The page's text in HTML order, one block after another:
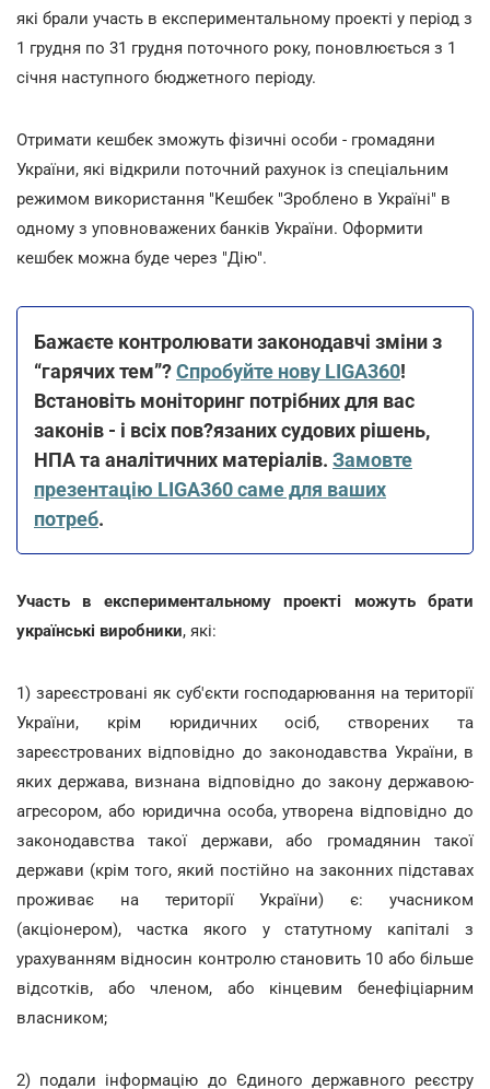
які брали участь в експериментальному проекті у період з
1 грудня по 31 грудня поточного року, поновлюється з 1
січня наступного бюджетного періоду.
Отримати кешбек зможуть фізичні особи - громадяни
України, які відкрили поточний рахунок із спеціальним
режимом використання "Кешбек "Зроблено в Україні" в
одному з уповноважених банків України. Оформити
кешбек можна буде через "Дію".
Бажаєте контролювати законодавчі зміни з
“гарячих тем”?Спробуйте нову LIGA360!
Встановіть моніторинг потрібних для вас
законів - і всіх пов?язаних судових рішень,
НПА та аналітичних матеріалів. Замовте
презентацію LIGA360 саме для ваших
потреб.
Участь в експериментальному проекті можуть брати
українські виробники, які:
1) зареєстровані як суб'єкти господарювання на території
України, крім юридичних осіб, створених та
зареєстрованих відповідно до законодавства України, в
яких держава, визнана відповідно до закону державою-
агресором, або юридична особа, утворена відповідно до
законодавства такої держави, або громадянин такої
держави (крім того, який постійно на законних підставах
проживає на території України) є: учасником
(акціонером), частка якого у статутному капіталі з
урахуванням відносин контролю становить 10 або більше
відсотків, або членом, або кінцевим бенефіціарним
власником;
2) подали інформацію до Єдиного державного реєстру